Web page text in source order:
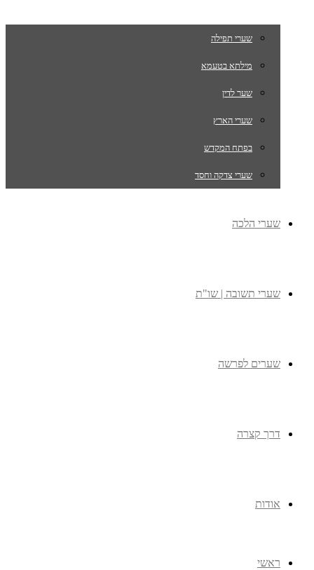
שערי תפילה
מילתא בטעמא
שער לדין
שערי הארץ
בפתח המקדש
שערי צדקה וחסד
שערי הלכה
שערי תשובה | שו"ת
שערים לפרשה
דרך קצרה
אודות
ראשי